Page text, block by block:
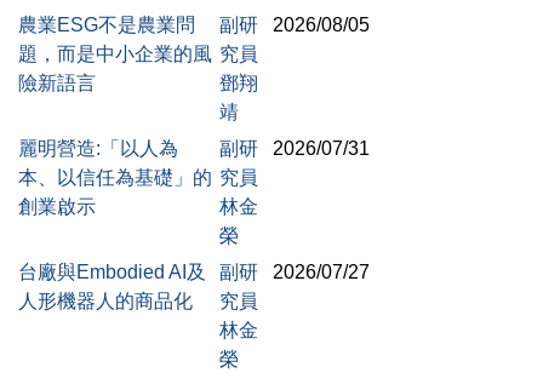
農業ESG不是農業問
題，而是中小企業的風
險新語言
副研
究員
鄧翔
靖
2026/08/05
麗明營造:「以人為
本、以信任為基礎」的
創業啟示
副研
究員
林金
榮
2026/07/31
台廠與Embodied AI及
人形機器人的商品化
副研
究員
林金
榮
2026/07/27